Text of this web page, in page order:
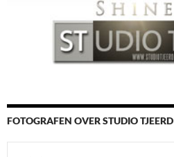
FOTOGRAFEN OVER STUDIO TJEERD